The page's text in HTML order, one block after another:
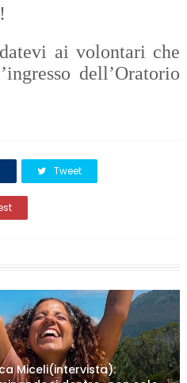
ai volontari che
dell’Oratorio
Tweet
Miceli(intervista):